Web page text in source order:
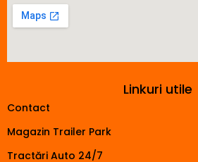
Linkuri utile
Contact
Magazin Trailer Park
Tractări Auto 24/7